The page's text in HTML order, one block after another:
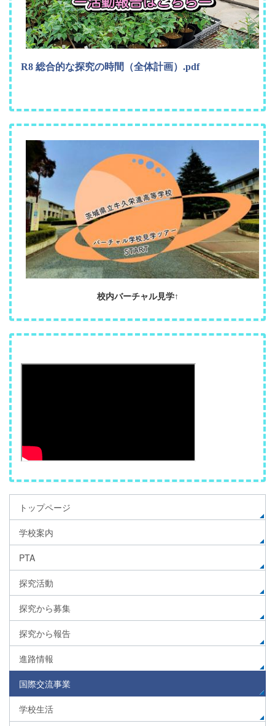
R8 総合的な探究の時間（全体計画）.pdf
校内バーチャル見学↑
トップページ
学校案内
PTA
探究活動
探究から募集
探究から報告
進路情報
国際交流事業
学校生活